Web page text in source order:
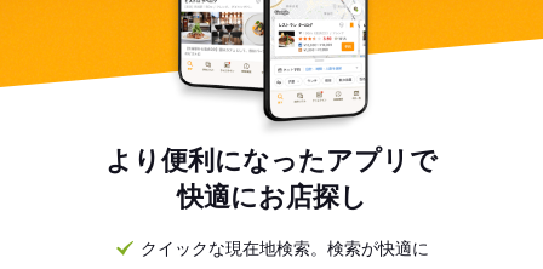
より便利になったアプリで
快適にお店探し
クイックな現在地検索。検索が快適に